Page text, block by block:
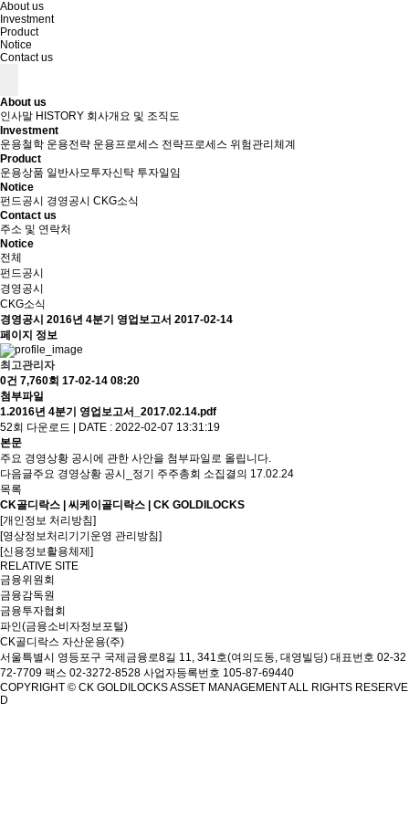
About us
Investment
Product
Notice
Contact us
About us
인사말 HISTORY 회사개요 및 조직도
Investment
운용철학 운용전략 운용프로세스 전략프로세스 위험관리체계
Product
운용상품 일반사모투자신탁 투자일임
Notice
펀드공시
경영공시 CKG소식
Contact us
주소 및 연락처
Notice
전체
펀드공시
경영공시
CKG소식
경영공시 2016년 4분기 영업보고서 2017-02-14
페이지 정보
최고관리자
0건 7,760회 17-02-14 08:20
첨부파일
1.2016년 4분기 영업보고서_2017.02.14.pdf
52회 다운로드 | DATE : 2022-02-07 13:31:19
본문
주요 경영상황 공시에 관한 사안을 첨부파일로 올립니다.
다음글주요 경영상황 공시_정기 주주총회 소집결의 17.02.24
목록
CK골디락스 | 씨케이골디락스 | CK GOLDILOCKS
[개인정보 처리방침]
[영상정보처리기기운영 관리방침]
[신용정보활용체제]
RELATIVE SITE
금융위원회
금융감독원
금융투자협회
파인(금융소비자정보포털)
CK골디락스 자산운용(주)
서울특별시 영등포구 국제금융로8길 11, 341호(여의도동, 대영빌딩) 대표번호 02-32
72-7709 팩스 02-3272-8528 사업자등록번호 105-87-69440
COPYRIGHT © CK GOLDILOCKS ASSET MANAGEMENT ALL RIGHTS RESERVE
D